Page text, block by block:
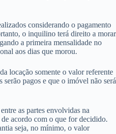
considerando o pagamento
o inquilino terá direito a morar
a primeira mensalidade no
aos dias que morou.
locação somente o valor referente
pagos e que o imóvel não será
as partes envolvidas na
acordo com o que for decidido.
seja, no mínimo, o valor